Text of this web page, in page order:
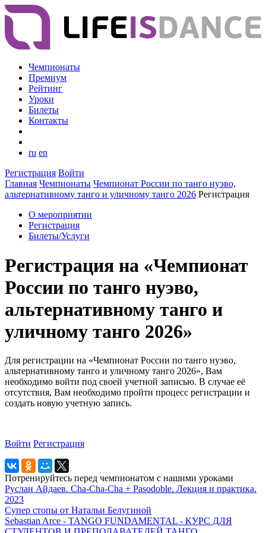
Чемпионаты
Премиум
Рейтинг
Уроки
Билеты
Контакты
ru en
Регистрация Войти
Главная Чемпионаты Чемпионат России по танго нуэво,
альтернативному танго и уличному танго 2026 Регистрация
О мероприятии
Регистрация
Билеты/Услуги
Регистрация на «Чемпионат
России по танго нуэво,
альтернативному танго и
уличному танго 2026»
Для регистрации на «Чемпионат России по танго нуэво,
альтернативному танго и уличному танго 2026», Вам
необходимо войти под своей учетной записью. В случае её
отсутствия, Вам необходимо пройти процесс регистрации и
создать новую учетную запись.
Войти Регистрация
Потренируйтесь перед чемпионатом с нашими уроками
Руслан Айдаев. Cha-Cha-Cha + Pasodoble. Лекция и практика.
2023
Супер стопы от Натальи Белугиной
Sebastian Arce - TANGO FUNDAMENTAL - КУРС ДЛЯ